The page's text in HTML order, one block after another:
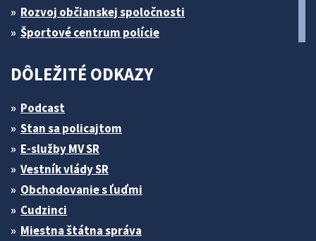
Rozvoj občianskej spoločnosti
Športové centrum polície
DÔLEŽITÉ ODKAZY
Podcast
Stan sa policajtom
E-služby MV SR
Vestník vlády SR
Obchodovanie s ľuďmi
Cudzinci
Miestna štátna správa